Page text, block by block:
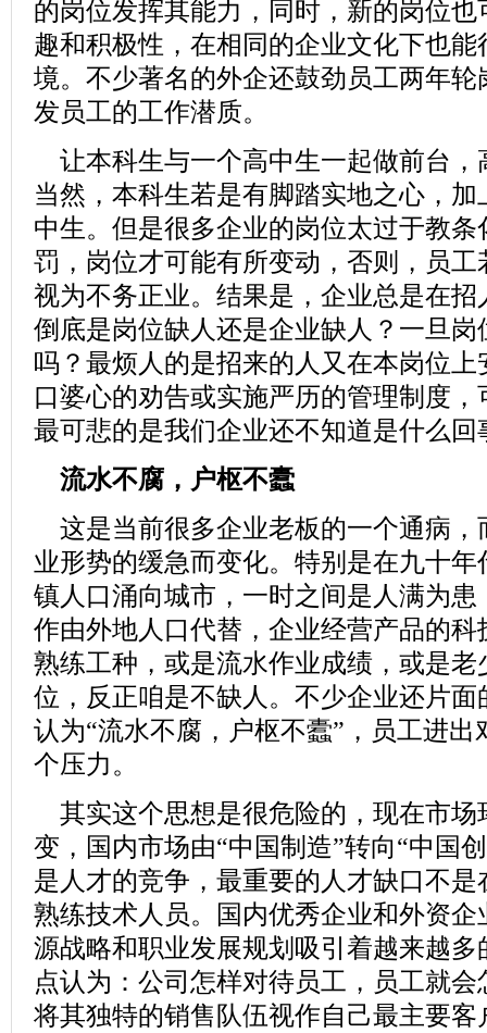
的岗位发挥其能力，同时，新的岗位
趣和积极性，在相同的企业文化下也能
境。不少著名的外企还鼓劲员工两年
发员工的工作潜质。
让本科生与一个高中生一起做前台，
当然，本科生若是有脚踏实地之心，
中生。但是很多企业的岗位太过于教
罚，岗位才可能有所变动，否则，员
视为不务正业。结果是，企业总是在
倒底是岗位缺人还是企业缺人？一旦
吗？最烦人的是招来的人又在本岗位
口婆心的劝告或实施严历的管理制度
最可悲的是我们企业还不知道是什么回
流水不腐，户枢不蠹
这是当前很多企业老板的一个通病，
业形势的缓急而变化。特别是在九十
镇人口涌向城市，一时之间是人满为
作由外地人口代替，企业经营产品的
熟练工种，或是流水作业成绩，或是老
位，反正咱是不缺人。不少企业还片
认为“流水不腐，户枢不蠹”，员工进
个压力。
其实这个思想是很危险的，现在市场
变，国内市场由“中国制造”转向“中国
是人才的竞争，最重要的人才缺口不
熟练技术人员。国内优秀企业和外资
源战略和职业发展规划吸引着越来越
点认为：公司怎样对待员工，员工就
将其独特的销售 队伍视作自己最主要客